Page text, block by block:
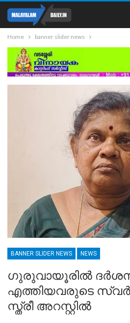
Home banner slider news
BANNER SLIDER NEWS NEWS
ഗുരുവായൂരിൽ
എത്തിയവരുടെ
സ്ത്രീ അറസ്റ്റിൽ